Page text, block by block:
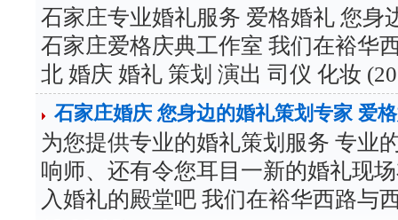
石家庄专业婚礼服务 爱格婚礼 您身
石家庄爱格庆典工作室 我们在裕华
北 婚庆 婚礼 策划 演出 司仪 化妆
石家庄婚庆 您身边的婚礼策划专家 爱
为您提供专业的婚礼策划服务 专业
响师、还有令您耳目一新的婚礼现
入婚礼的殿堂吧 我们在裕华西路与